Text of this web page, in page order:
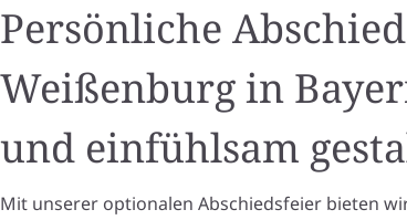
Persönliche
Weißenburg in
und einfühlsam
Mit unserer optionalen Abschiedsfeier bieten